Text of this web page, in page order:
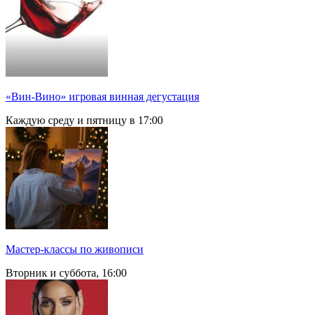
«Вин-Вино» игровая винная дегустация
Каждую среду и пятницу в 17:00
Мастер-классы по живописи
Вторник и суббота, 16:00